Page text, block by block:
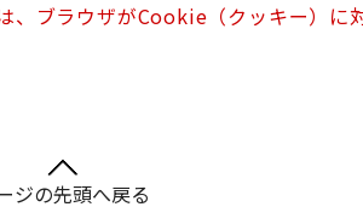
ブラウザがCookie（クッキー）に
ジの先頭へ戻る